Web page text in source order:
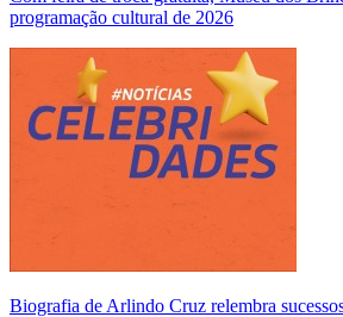
programação cultural de 2026
Biografia de Arlindo Cruz relembra